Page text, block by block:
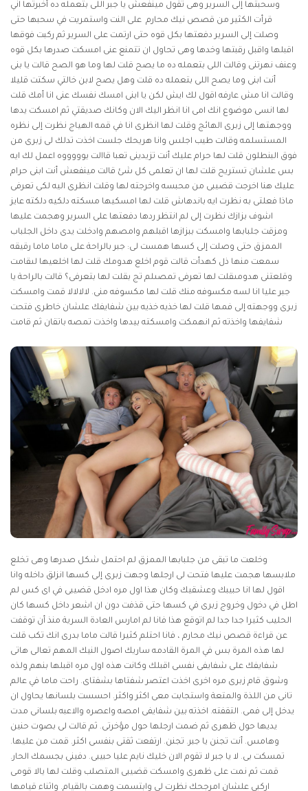
وسحبتها إلى السرير وهى تقول مينفعش يا جبر اللى بتعمله ده أخبرتها اني
قرأت الكثير من قصص نيك محارم على النت واستمريت في سحبها حتى
وصلت إلى السرير دفعتها بكل قوه حتى ارتمت على السرير ثم ركبت فوقها
اقبلها واقبل رقبتها وخدها وهى تحاول ان تتمنع عنى امسكت صدرها بكل قوه
وعنف نهرتنى وقالت اللى بتعمله ده ما يصح قلت لها وما هو الصح قالت يا بنى
أنت ابنى وما يصح اللى بتعمله ده قلت وهل يصح لابن خالتي سكتت قليلا
وقالت انا مش عارفه اقول لك ايش لكن يا ابنى امسك نفسك عنى انا أمك قلت
لها انسى موضوع انك امى انا انظر اليك الان وكانك صديقتي ثم امسكت يدها
ووجهتها إلى زبرى الهائج وقلت لها انظرى انا في قمه الهياج نظرت إلى نظره
المستسلمه وقالت طيب اجلس وانا هريحك جلست اخذت تدلك لى زبرى من
فوق البنطلون قلت لها حرام عليك أنت تزيدينى تعبا قاالت يوووووه اعمل لك ايه
بس علشان تستريح قلت لها ان تعلمى كل شئ قالت مينفعش أنت ابنى حرام
عليك هنا اخرجت قضيبى من محبسه واخرجته لها وقلت انظرى اليه لكى تعرفى
ماذا فعلتى به نظرت ايه باندهاش قلت لها امسكيها مسكته دلكيه دلكته عايز
اشوف بزازك نظرت إلى لم انتظر ردها دفعتها على السرير وهجمت عليها
ومزقت جلبابها وامسكت ببزازها اقبلهم وامصهم وادخلت يدى داخل الجلباب
الممزق حتى وصلت إلى كسها همست لى: جبر بالراحة على ماما ماما رقيقه
سمعت منها ذل كهدأت قالت قوم اخلع هدومك قلت لها اخلعيها لىقامت
وقلعتنى هدومىقلت لها تعرفى تمصىلم تج بقلت لها بتعرفى؟ قالت بالراحة يا
جبر عليا انا لسه مكسوفه منك قلت لها مكسوفه منى. لالالالا قمت وامسكت
زبرى ووجهته إلى فمها قلت لها خذيه خذيه بين شفايفك علشان خاطرى فتحت
شفايفها واخذته ثم انهمكت وامسكته بيدها واخذت تمصه باتقان ثم قامت
وخلعت ما تبقى من جلبابها الممزق لم احتمل شكل صدرها وهى تخلع
ملابسها هجمت عليها فتحت لى ارجلها وجهت زبرى إلى كسها انزلق داخله وانا
اقول لها انا حبيبك وعشقيك وكان هذا اول مره ادخل قضيبى في اى كس لم
اطل في دخول وخروج زبرى في كسها حتى قذفت دون ان اشعر داخل كسها كان
الحليب كثيرا جدا جدا لم اتوقع هذا فانا لم امارس العادة السرية منذ أن توقفت
عن قراءة قصص نيك محارم ، فانا احتلم كثيرا قالت ماما بدرى انك تكب قلت
لها هذه المرة بس في المرة القادمه ساريك اصول النيك المهم تعالى هاتى
شفايفك على شفايفى نفسى اقبلك وكانت هذه اول مره اقبلها بنهم ولذه
وشوق قام زبرى مره اخرى اخذت اعتصر شفتاها بشفتاى. راحت ماما في عالم
تانى من اللذة والمتعة واستجابت معى اكثر واكثر. احسست بلسانها يحاول ان
يدخل إلى فمى. التقفته. اخذته بين شفايفى امصه واعصره والاعبه بلسانى مدت
يديها حول ظهرى ثم ضمت ارجلها حول مؤخرتى. ثم قالت لى بصوت حنين
وهامس. أنت تجنن يا جبر. تجنن. ارتفعت ثقتى بنفسى اكثر. قمت من عليها.
تمسكت بى. لا يا جبر لا تقوم الان خليك نايم عليا حبيبى. دفينى بجسمك الحار.
قمت ثم نمت على ظهرى وامسكت قضيبى المتصلب وقلت لها يالا قومى
اركبى علشان امرجحك نظرت لى وابتسمت وهمت بالقيام. واثناء قيامها